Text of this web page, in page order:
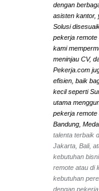
dengan
asisten kantor,
Solusi
pekerja remote
kami
meninjau CV,
Pekerja.com
efisien, baik
kecil seperti
utama
pekerja remote
Bandung,
talenta terbaik
Jakarta, Bali,
kebutuhan
remote atau di
kebutuhan
dengan